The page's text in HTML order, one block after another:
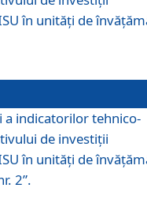
în unități de
indicatorilor tehnico-
de investiții
în unități de
2”.